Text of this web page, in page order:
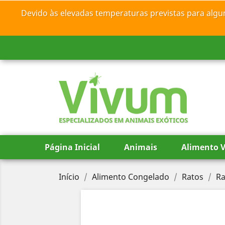
Devido às elevadas temperaturas previstas para
ESPECIALIZADOS EM ANIMAIS EXÓTICOS
Página Inicial Animais Alimento
Início Alimento Congelado Ratos